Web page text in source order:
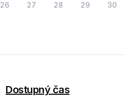
26 27 28 29 30
Dostupný čas